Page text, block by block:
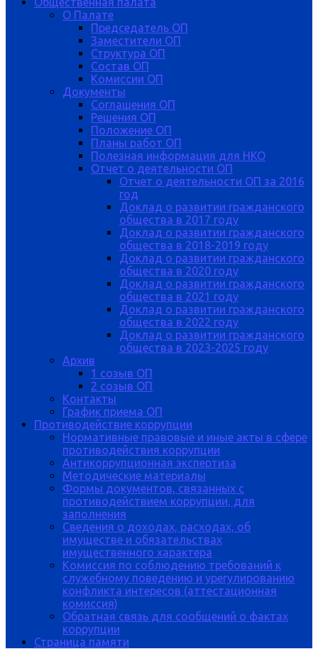
О Палате
Председатель ОП
Заместители ОП
Структура ОП
Состав ОП
Комиссии ОП
Документы
Соглашения ОП
Решения ОП
Положение ОП
Планы работ ОП
Полезная информация для НКО
Отчет о деятельности ОП
Отчет о деятельности ОП за 2016
год
Доклад о развитии гражданского
общества в 2017 году
Доклад о развитии гражданского
общества в 2018-2019 году
Доклад о развитии гражданского
общества в 2020 году
Доклад о развитии гражданского
общества в 2021 году
Доклад о развитии гражданского
общества в 2022 году
Доклад о развитии гражданского
общества в 2023-2025 году
Архив
1 созыв ОП
2 созыв ОП
Контакты
График приема ОП
Противодействие коррупции
Нормативные правовые и иные акты в сфере
противодействия коррупции
Антикоррупционная экспертиза
Методические материалы
Формы документов, связанных с
противодействием коррупции, для
заполнения
Сведения о доходах, расходах, об
имуществе и обязательствах
имущественного характера
Комиссия по соблюдению требований к
служебному поведению и урегулированию
конфликта интересов (аттестационная
комиссия)
Обратная связь для сообщений о фактах
коррупции
Страница памяти